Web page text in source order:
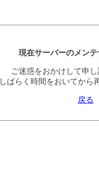
現在サーバーのメンテ
ご迷惑をおかけして申し
しばらく時間をおいてから
戻る